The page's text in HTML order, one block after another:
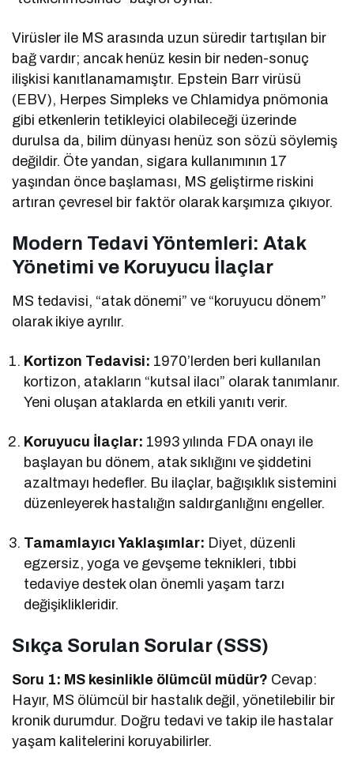
Virüsler ile MS arasında uzun süredir tartışılan bir
bağ vardır; ancak henüz kesin bir neden-sonuç
ilişkisi kanıtlanamamıştır. Epstein Barr virüsü
(EBV), Herpes Simpleks ve Chlamidya pnömonia
gibi etkenlerin tetikleyici olabileceği üzerinde
durulsa da, bilim dünyası henüz son sözü söylemiş
değildir. Öte yandan, sigara kullanımının 17
yaşından önce başlaması, MS geliştirme riskini
artıran çevresel bir faktör olarak karşımıza çıkıyor.
Modern Tedavi Yöntemleri: Atak
Yönetimi ve Koruyucu İlaçlar
MS tedavisi, “atak dönemi” ve “koruyucu dönem”
olarak ikiye ayrılır.
Kortizon Tedavisi: 1970’lerden beri kullanılan
kortizon, atakların “kutsal ilacı” olarak tanımlanır.
Yeni oluşan ataklarda en etkili yanıtı verir.
Koruyucu İlaçlar: 1993 yılında FDA onayı ile
başlayan bu dönem, atak sıklığını ve şiddetini
azaltmayı hedefler. Bu ilaçlar, bağışıklık sistemini
düzenleyerek hastalığın saldırganlığını engeller.
Tamamlayıcı Yaklaşımlar: Diyet, düzenli
egzersiz, yoga ve gevşeme teknikleri, tıbbi
tedaviye destek olan önemli yaşam tarzı
değişiklikleridir.
Sıkça Sorulan Sorular (SSS)
Soru 1: MS kesinlikle ölümcül müdür? Cevap:
Hayır, MS ölümcül bir hastalık değil, yönetilebilir bir
kronik durumdur. Doğru tedavi ve takip ile hastalar
yaşam kalitelerini koruyabilirler.